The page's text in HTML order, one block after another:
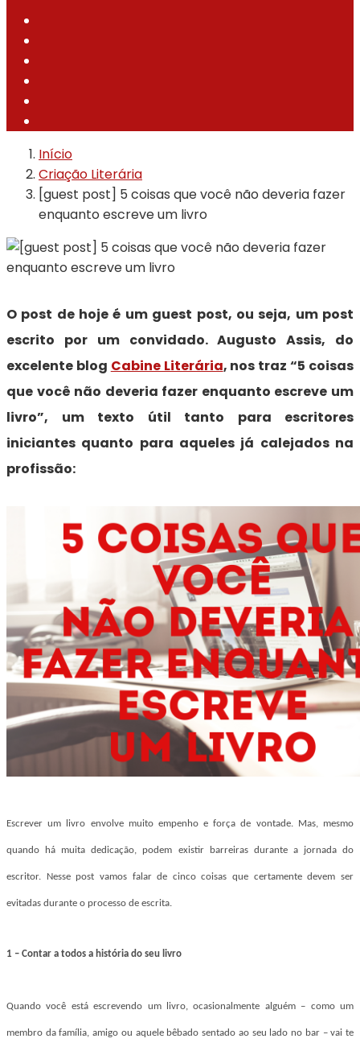
Início
Criação Literária
[guest post] 5 coisas que você não deveria fazer
enquanto escreve um livro
O post de hoje é um guest post, ou seja, um post
escrito por um convidado. Augusto Assis, do
excelente blog Cabine Literária, nos traz “5 coisas
que você não deveria fazer enquanto escreve um
livro”, um texto útil tanto para escritores
iniciantes quanto para aqueles já calejados na
profissão:
Escrever um livro envolve muito empenho e força de vontade. Mas, mesmo
quando há muita dedicação, podem existir barreiras durante a jornada do
escritor. Nesse post vamos falar de cinco coisas que certamente devem ser
evitadas durante o processo de escrita.
1 – Contar a todos a história do seu livro
Quando você está escrevendo um livro, ocasionalmente alguém – como um
membro da família, amigo ou aquele bêbado sentado ao seu lado no bar – vai te